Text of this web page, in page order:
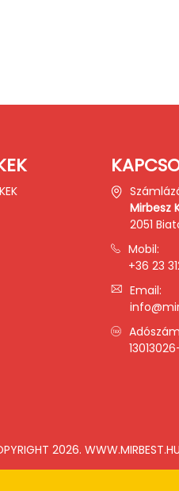
Mirbesz
2051
Mobil:
+36 23
Email:
2026. WWW.MIRBEST.HU